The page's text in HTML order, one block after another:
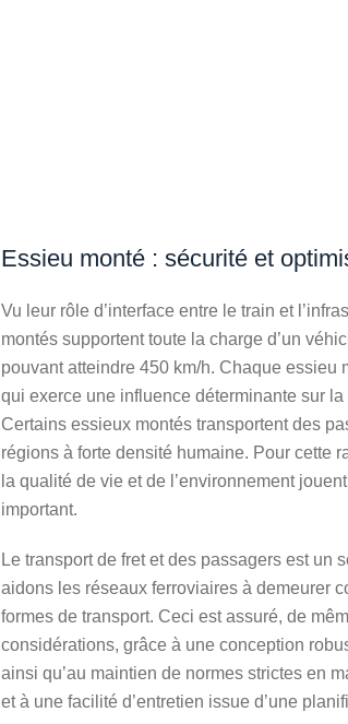
Essieu monté : sécurité et
Vu leur rôle d’interface entre le train et
montés supportent toute la charge d’un
pouvant atteindre 450 km/h. Chaque essieu
qui exerce une influence déterminante sur
Certains essieux montés transportent des
régions à forte densité humaine. Pour cette
la qualité de vie et de l’environnement
important.
Le transport de fret et des passagers est un
aidons les réseaux ferroviaires à demeurer
formes de transport. Ceci est assuré, de
considérations, grâce à une conception
ainsi qu’au maintien de normes strictes en
et à une facilité d’entretien issue d’une